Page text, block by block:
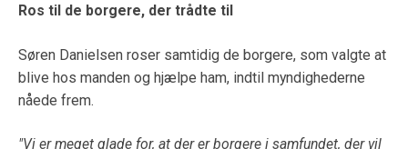
Ros til de borgere, der trådte til
Søren Danielsen roser samtidig de borgere, som valgte at
blive hos manden og hjælpe ham, indtil myndighederne
nåede frem.
"Vi er meget glade for, at der er borgere i samfundet, der vil